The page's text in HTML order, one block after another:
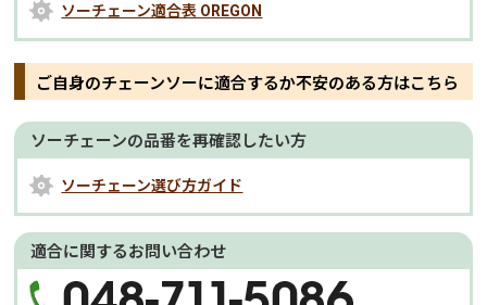
ソーチェーン適合表 OREGON
ご自身のチェーンソーに適合するか不安のある方はこちら
ソーチェーンの品番を再確認したい方
ソーチェーン選び方ガイド
適合に関するお問い合わせ